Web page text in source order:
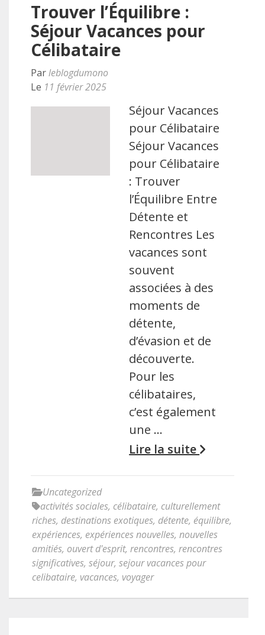
Trouver l’Équilibre :
Séjour Vacances pour
Célibataire
Parleblogdumono
Le 11 février 2025
Séjour Vacances
pour Célibataire
Séjour Vacances
pour Célibataire
: Trouver
l’Équilibre Entre
Détente et
Rencontres Les
vacances sont
souvent
associées à des
moments de
détente,
d’évasion et de
découverte.
Pour les
célibataires,
c’est également
une …
Lire la suite
Uncategorized
activités sociales, célibataire, culturellement
riches, destinations exotiques, détente, équilibre,
expériences, expériences nouvelles, nouvelles
amitiés, ouvert d'esprit, rencontres, rencontres
significatives, séjour, sejour vacances pour
celibataire, vacances, voyager